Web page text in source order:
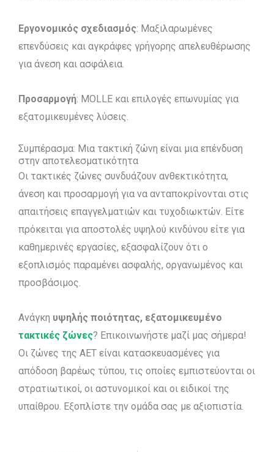
Εργονομικός σχεδιασμός: Μαξιλαρωμένες
επενδύσεις και αγκράφες γρήγορης απελευθέρωσης
για άνεση και ασφάλεια.
Προσαρμογή: MOLLE και επιλογές επωνυμίας για
εξατομικευμένες λύσεις.
Συμπέρασμα: Μια τακτική ζώνη είναι μια επένδυση
στην αποτελεσματικότητα
Οι τακτικές ζώνες συνδυάζουν ανθεκτικότητα,
άνεση και προσαρμογή για να ανταποκρίνονται στις
απαιτήσεις επαγγελματιών και τυχοδιωκτών. Είτε
πρόκειται για αποστολές υψηλού κινδύνου είτε για
καθημερινές εργασίες, εξασφαλίζουν ότι ο
εξοπλισμός παραμένει ασφαλής, οργανωμένος και
προσβάσιμος.
Ανάγκη υψηλής ποιότητας, εξατομικευμένο
τακτικές ζώνες? Επικοινωνήστε μαζί μας σήμερα!
Οι ζώνες της AET είναι κατασκευασμένες για
απόδοση βαρέως τύπου, τις οποίες εμπιστεύονται οι
στρατιωτικοί, οι αστυνομικοί και οι ειδικοί της
υπαίθρου. Εξοπλίστε την ομάδα σας με αξιοπιστία.